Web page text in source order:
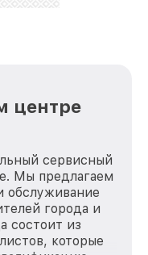
центре
сервисный
Мы предлагаем
обслуживание
города и
состоит из
которые